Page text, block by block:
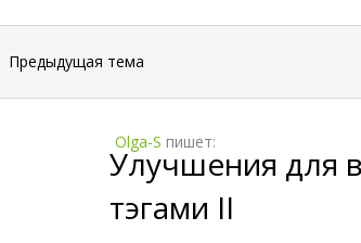
Предыдущая тема
Olga-S пишет:
Улучшения для
тэгами II